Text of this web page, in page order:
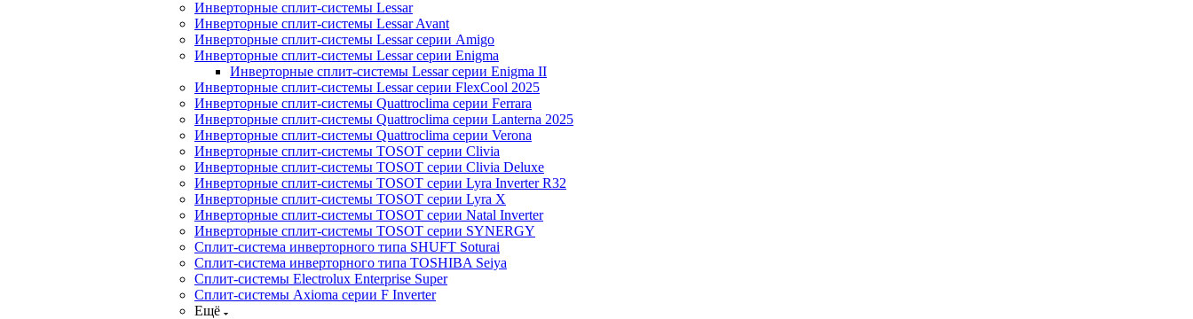
Инверторные сплит-системы Lessar
Инверторные сплит-системы Lessar Avant
Инверторные сплит-системы Lessar серии Amigo
Инверторные сплит-системы Lessar серии Enigma
Инверторные сплит-системы Lessar серии Enigma II
Инверторные сплит-системы Lessar серии FlexCool 2025
Инверторные сплит-системы Quattroclima серии Ferrara
Инверторные сплит-системы Quattroclima серии Lanterna 2025
Инверторные сплит-системы Quattroclima серии Verona
Инверторные сплит-системы TOSOT серии Clivia
Инверторные сплит-системы TOSOT серии Clivia Deluxe
Инверторные сплит-системы TOSOT серии Lyra Inverter R32
Инверторные сплит-системы TOSOT серии Lyra X
Инверторные сплит-системы TOSOT серии Natal Inverter
Инверторные сплит-системы TOSOT серии SYNERGY
Сплит-система инверторного типа SHUFT Soturai
Сплит-система инверторного типа TOSHIBA Seiya
Сплит-системы Electrolux Enterprise Super
Сплит-системы Axioma серии F Inverter
Ещё